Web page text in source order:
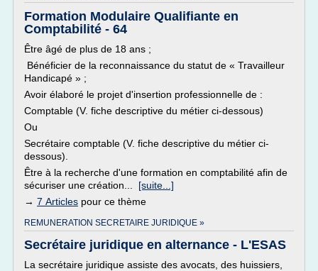
Formation Modulaire Qualifiante en
Comptabilité - 64
Être âgé de plus de 18 ans ;
Bénéficier de la reconnaissance du statut de « Travailleur
Handicapé » ;
Avoir élaboré le projet d'insertion professionnelle de :
Comptable (V. fiche descriptive du métier ci-dessous)
Ou
Secrétaire comptable (V. fiche descriptive du métier ci-
dessous).
Être à la recherche d'une formation en comptabilité afin de
sécuriser une création... [suite...]
→ 7 Articles pour ce thème
REMUNERATION SECRETAIRE JURIDIQUE »
Secrétaire juridique en alternance - L'ESAS
La secrétaire juridique assiste des avocats, des huissiers,